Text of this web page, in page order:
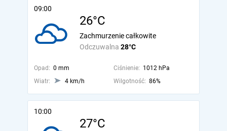
09:00
26°C
Odczuwalna 28°C
Zachmurzenie całkowite
Opad: 0 mm Ciśnienie: 1012 hPa
Wiatr:
4 km/h Wilgotność: 86%
10:00
27°C